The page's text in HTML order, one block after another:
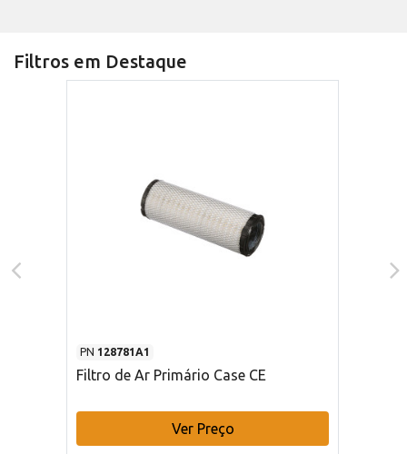
Filtros em Destaque
PN 128781A1
Filtro de Ar Primário Case CE
Ver Preço